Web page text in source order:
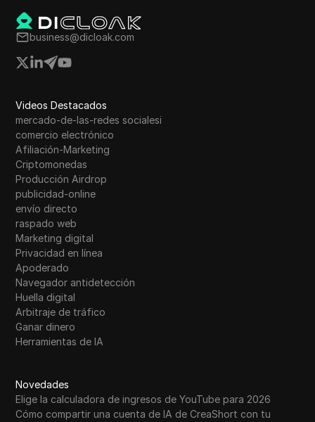
business@dicloak.com
Videos Destacados
mercado-de-las-redes socialesi
comercio electrónico
Afiliación-Marketing
Criptomonedas
Producción Airdrop
publicidad-online
envío directo
raspado web
Marketing digital
Privacidad en línea
Apoderado
Navegador antidetección
Huella digital
Arbitraje de tráfico
Ganar dinero
Herramientas de IA
Novedades
Elige la calculadora de ingresos de YouTube para 2026
Cómo compartir una cuenta de IA de CreaShort con tu